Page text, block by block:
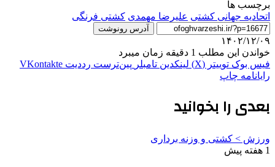
برچسب ها
اتحادیه جهانی کشتی علیرضا مهمدی کشتی فرنگی
آدرس رونوشت
۱۴۰۲/۱۲/۰۹
خواندن این مطلب 1 دقیقه زمان میبرد
فیس بوک توییتر (X) لینکدین ‫تامبلر ‫پین‌ترست ‫رددیت ‫VKontakte
رایانامه چاپ
بعدی را بخوانید
ورزش > کشتی و وزنه برداری
1 هفته پیش